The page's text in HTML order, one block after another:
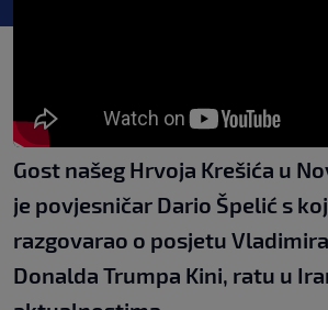
Gost našeg Hrvoja Krešića u
je povjesničar Dario Špelić s
razgovarao o posjetu
Donalda Trumpa Kini, ratu u